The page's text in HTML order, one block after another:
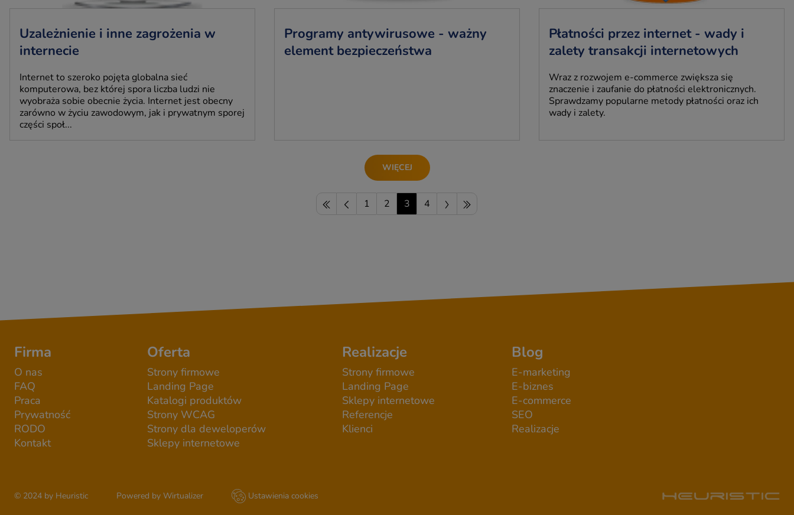
Uzależnienie i inne zagrożenia w
internecie
Internet to szeroko pojęta globalna sieć
komputerowa, bez której spora liczba ludzi nie
wyobraża sobie obecnie życia. Internet jest obecny
zarówno w życiu zawodowym, jak i prywatnym sporej
części społ...
Programy antywirusowe - ważny
element bezpieczeństwa
Płatności przez internet - wady i
zalety transakcji internetowych
Wraz z rozwojem e-commerce zwiększa się
znaczenie i zaufanie do płatności elektronicznych.
Sprawdzamy popularne metody płatności oraz ich
wady i zalety.
WIĘCEJ
1 2 3 4
Firma
O nas
FAQ
Praca
Prywatność
RODO
Kontakt
Oferta
Strony firmowe
Landing Page
Katalogi produktów
Strony WCAG
Strony dla deweloperów
Sklepy internetowe
Realizacje
Strony firmowe
Landing Page
Sklepy internetowe
Referencje
Klienci
Blog
E-marketing
E-biznes
E-commerce
SEO
Realizacje
© 2024 by Heuristic Powered by Wirtualizer Ustawienia cookies